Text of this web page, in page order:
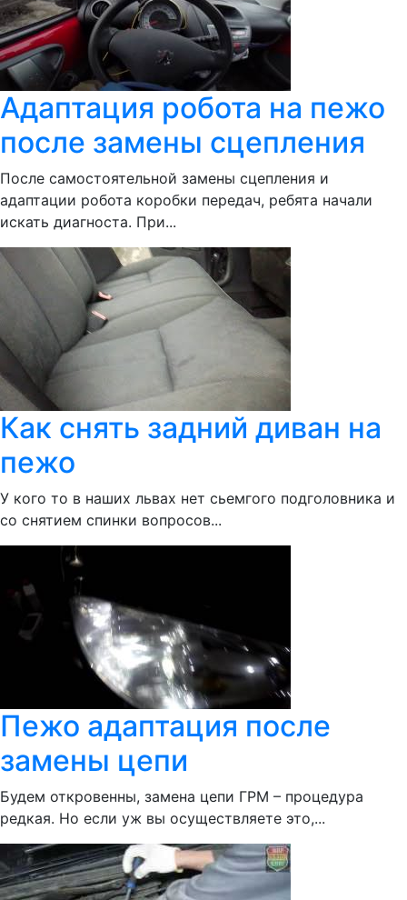
Адаптация робота на пежо
после замены сцепления
После самостоятельной замены сцепления и
адаптации робота коробки передач, ребята начали
искать диагноста. При...
Как снять задний диван на
пежо
У кого то в наших львах нет сьемгого подголовника и
со снятием спинки вопросов...
Пежо адаптация после
замены цепи
Будем откровенны, замена цепи ГРМ – процедура
редкая. Но если уж вы осуществляете это,...